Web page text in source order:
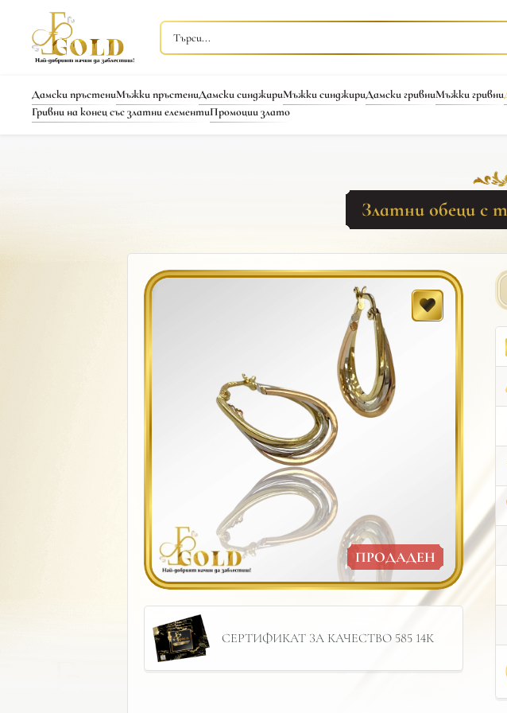
Дамски пръстениМъжки пръстениДамски синджириМъжки синджириДамски гривниМъжки гривни
Гривни на конец със златни елементиПромоции злато
Златни обеци с
ПРОДАДЕН
СЕРТИФИКАТ ЗА КАЧЕСТВО 585 14К